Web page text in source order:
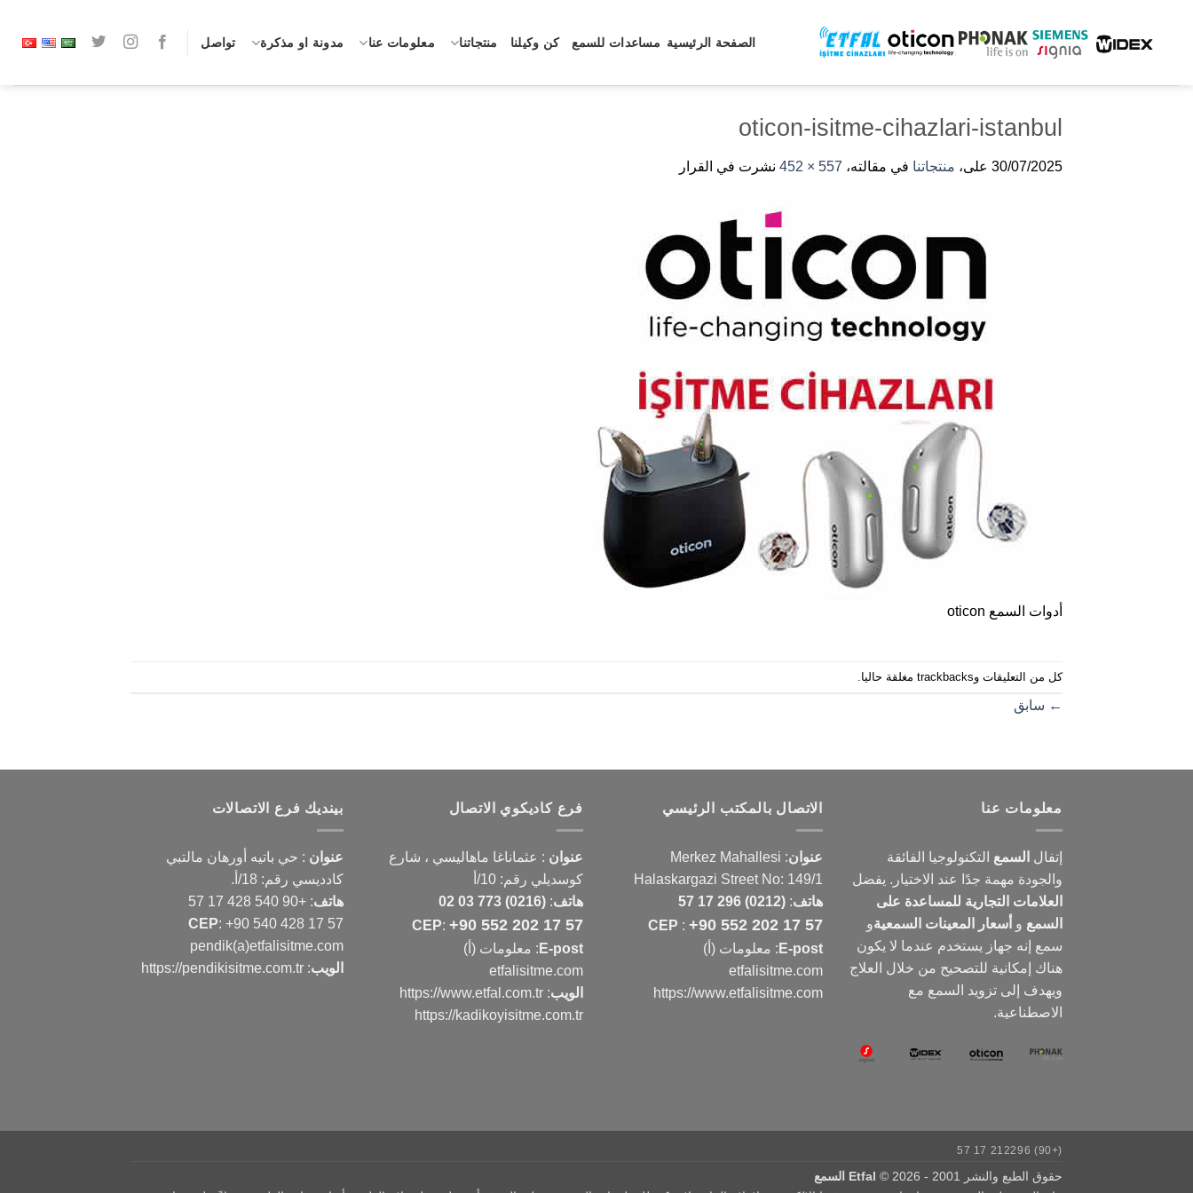
المحتوى
الصفحة الرئيسية مساعدات للسمع كن وكيلنا منتجاتنا معلومات عنا مدونة او مذكرة تواصل
oticon-isitme-cihazlari-istanbul
30/07/2025 على، منتجاتنا في مقالته، 557 × 452 نشرت في القرار
أدوات السمع oticon
كل من التعليقات وtrackbacks مغلقة حاليا.
← سابق
معلومات عنا
إتفال السمع التكنولوجيا الفائقة
والجودة مهمة جدًا عند الاختيار. يفضل
العلامات التجارية للمساعدة على
السمع و أسعار المعينات السمعيةو
سمع إنه جهاز يستخدم عندما لا يكون
هناك إمكانية للتصحيح من خلال العلاج
ويهدف إلى تزويد السمع مع
الاصطناعية.
الاتصال بالمكتب الرئيسي
عنوان:
Merkez Mahallesi
Halaskargazi Street No: 149/1
هاتف:
(0212) 296 17 57
CEP : +90 552 202 17 57
E-post : معلومات (أ)
etfalisitme.com
https://www.etfalisitme.com
فرع كاديكوي الاتصال
عنوان : عثماناغا ماهاليسي ، شارع
كوسديلي رقم: 10/أ
هاتف:
(0216) 773 03 02
CEP: +90 552 202 17 57
E-post : معلومات (أ)
etfalisitme.com
الويب:
https://www.etfal.com.tr
https://kadikoyisitme.com.tr
بينديك فرع الاتصالات
عنوان : حي باتيه أورهان مالتبي
كادديسي رقم: 18/أ.
هاتف:
+90 540 428 17 57
CEP: +90 540 428 17 57
pendik(a)etfalisitme.com
الويب:
https://pendikisitme.com.tr
(+90) 212296 17 57
حقوق الطبع والنشر 2001 - 2026 ©
Etfal السمع